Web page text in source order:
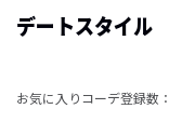
デートスタイル
お気に入りコーデ登録数：